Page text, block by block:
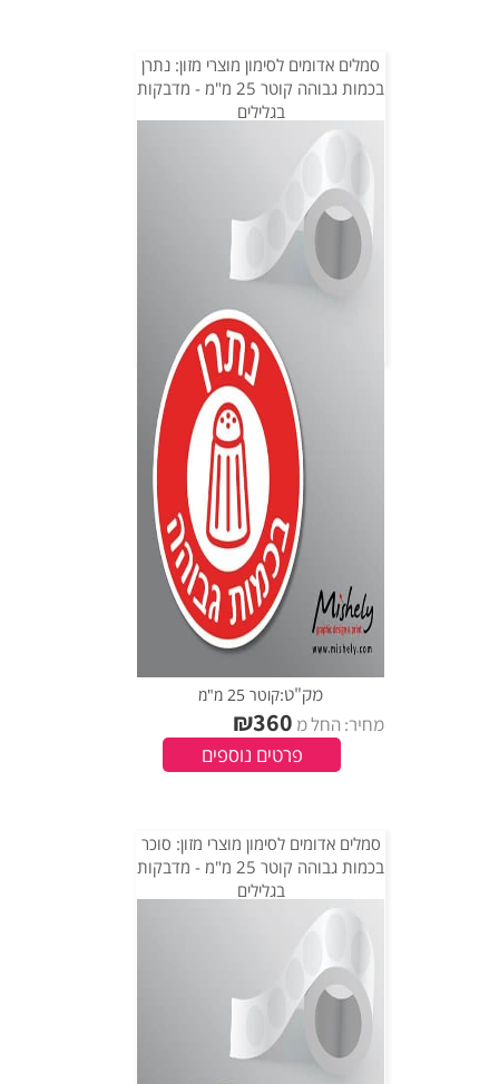
סמלים אדומים לסימון מוצרי מזון: נתרן
בכמות גבוהה קוטר 25 מ"מ - מדבקות
בגלילים
מק"ט:קוטר 25 מ"מ
מחיר: החל מ ₪360
פרטים נוספים
סמלים אדומים לסימון מוצרי מזון: סוכר
בכמות גבוהה קוטר 25 מ"מ - מדבקות
בגלילים